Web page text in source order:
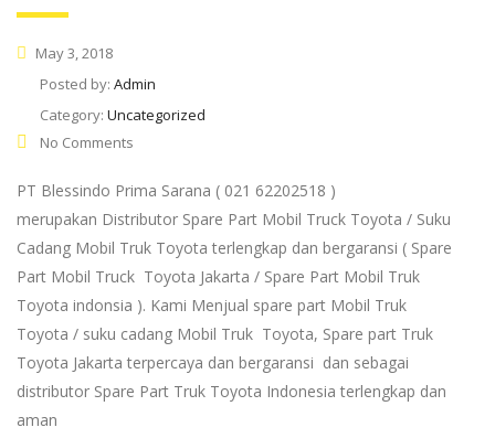
May 3, 2018
Posted by: Admin
Category: Uncategorized
No Comments
PT Blessindo Prima Sarana ( 021 62202518 )
merupakan Distributor Spare Part Mobil Truck Toyota / Suku
Cadang Mobil Truk Toyota terlengkap dan bergaransi ( Spare
Part Mobil Truck Toyota Jakarta / Spare Part Mobil Truk
Toyota indonsia ). Kami Menjual spare part Mobil Truk
Toyota / suku cadang Mobil Truk Toyota, Spare part Truk
Toyota Jakarta terpercaya dan bergaransi dan sebagai
distributor Spare Part Truk Toyota Indonesia terlengkap dan
aman